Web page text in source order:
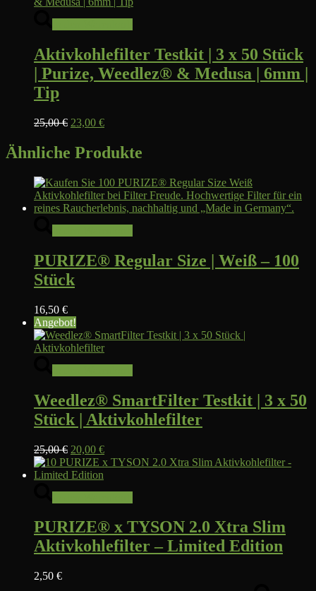
Aktivkohlefilter Testkit | 3 x 50 Stück
| Purize, Weedlez® & Medusa | 6mm |
Tip
25,00€ Ursprünglicher
war:
25,00 €
23,00 €Aktueller
ist:
23,00 €.
Ähnliche Produkte
PURIZE® Regular Size | Weiß – 100
Stück
16,50 €
Angebot!
Weedlez® SmartFilter Testkit | 3 x 50
Stück | Aktivkohlefilter
25,00€ Ursprünglicher
Preis
war:
20,00 €Aktueller
Preis
PURIZE® x TYSON 2.0 Xtra Slim
Aktivkohlefilter – Limited Edition
2,50 €